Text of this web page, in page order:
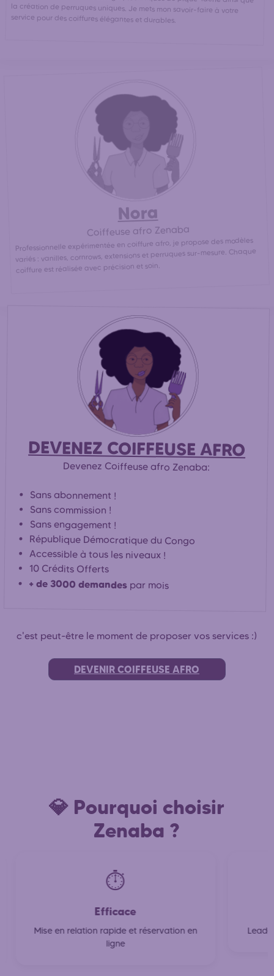
service pour des coiffures élégantes et durables.
Nora
Coiffeuse afro Zenaba
Professionnelle expérimentée en coiffure afro, je propose des modèles
variés : vanilles, cornrows, extensions et perruques sur-mesure. Chaque
coiffure est réalisée avec précision et soin.
DEVENEZ COIFFEUSE AFRO
Devenez Coiffeuse afro Zenaba:
Sans abonnement !
Sans commission !
Sans engagement !
République Démocratique du Congo
Accessible à tous les niveaux !
10 Crédits Offerts
+ de 3000 demandes par mois
c'est peut-être le moment de proposer vos services :)
DEVENIR COIFFEUSE AFRO
💎 Pourquoi choisir
Zenaba ?
⏱️
Efficace
Mise en relation rapide et réservation en
ligne